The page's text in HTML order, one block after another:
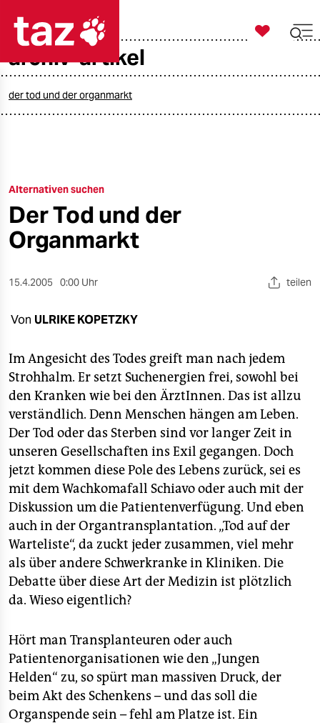
taz zahl ich
öko
gesellschaft
kultur
sport
berlin
nord
wahrheit
verlag
verlag
veranstaltungen
shop
fragen & hilfe
unterstützen
abo
epaper login

taz zahl ich
archiv-artikel
der tod und der organmarkt
Alternativen suchen
Der Tod und der
Organmarkt
15.4.2005 0:00 Uhr teilen
Von ULRIKE KOPETZKY
Im Angesicht des Todes greift man nach jedem
Strohhalm. Er setzt Suchenergien frei, sowohl bei
den Kranken wie bei den ÄrztInnen. Das ist allzu
verständlich. Denn Menschen hängen am Leben.
Der Tod oder das Sterben sind vor langer Zeit in
unseren Gesellschaften ins Exil gegangen. Doch
jetzt kommen diese Pole des Lebens zurück, sei es
mit dem Wachkomafall Schiavo oder auch mit der
Diskussion um die Patientenverfügung. Und eben
auch in der Organtransplantation. „Tod auf der
Warteliste“, da zuckt jeder zusammen, viel mehr
als über andere Schwerkranke in Kliniken. Die
Debatte über diese Art der Medizin ist plötzlich
da. Wieso eigentlich?
Hört man Transplanteuren oder auch
Patientenorganisationen wie den „Jungen
Helden“ zu, so spürt man massiven Druck, der
beim Akt des Schenkens – und das soll die
Organspende sein – fehl am Platze ist. Ein